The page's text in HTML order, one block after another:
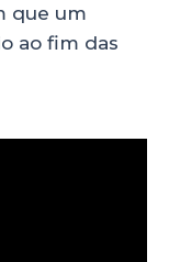
que um
ao fim das